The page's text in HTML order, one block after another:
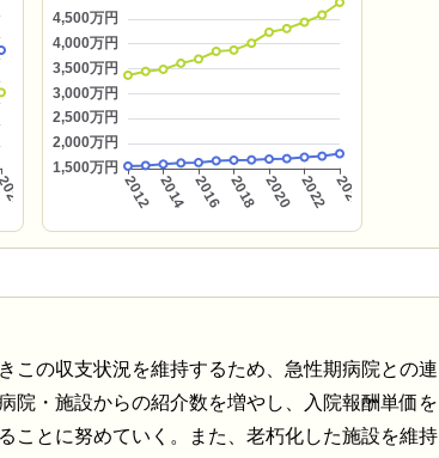
この収支状況を維持するため、急性期病院との連
院・施設からの紹介数を増やし、入院報酬単価を
ことに努めていく。また、老朽化した施設を維持